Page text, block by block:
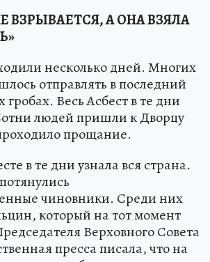
ВЗРЫВАЕТСЯ, А ОНА ВЗЯЛА
несколько дней. Многих
отправлять в последний
гробах. Весь Асбест в те дни
людей пришли к Дворцу
прощание.
в те дни узнала вся страна.
чиновники. Среди них
который на тот момент
Верховного Совета
пресса писала, что на